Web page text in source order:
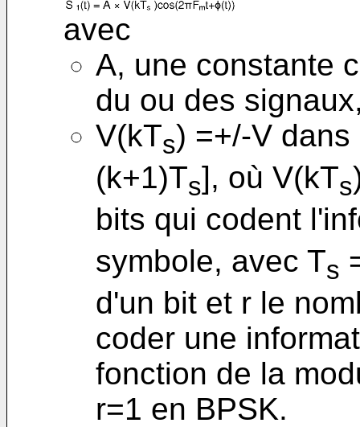
avec
A, une constante
du ou des
V(kTs) =+/-V
(k+1)Ts], où V(kTs
bits qui codent
symbole, avec Ts
d'un bit et r le
coder une
fonction de la
r=1 en BPSK.